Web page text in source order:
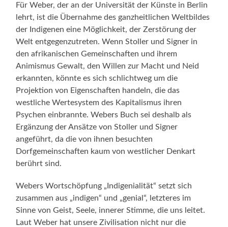
Für Weber, der an der Universität der Künste in Berlin
lehrt, ist die Übernahme des ganzheitlichen Weltbildes
der Indigenen eine Möglichkeit, der Zerstörung der
Welt entgegenzutreten. Wenn Stoller und Signer in
den afrikanischen Gemeinschaften und ihrem
Animismus Gewalt, den Willen zur Macht und Neid
erkannten, könnte es sich schlichtweg um die
Projektion von Eigenschaften handeln, die das
westliche Wertesystem des Kapitalismus ihren
Psychen einbrannte. Webers Buch sei deshalb als
Ergänzung der Ansätze von Stoller und Signer
angeführt, da die von ihnen besuchten
Dorfgemeinschaften kaum von westlicher Denkart
berührt sind.
Webers Wortschöpfung „Indigenialität“ setzt sich
zusammen aus „indigen“ und „genial“, letzteres im
Sinne von Geist, Seele, innerer Stimme, die uns leitet.
Laut Weber hat unsere Zivilisation nicht nur die